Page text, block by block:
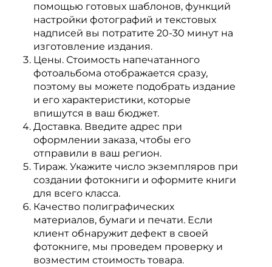
помощью готовых шаблонов, функций
настройки фотографий и текстовых
надписей вы потратите 20-30 минут на
изготовление издания.
Цены. Стоимость напечатанного
фотоальбома отображается сразу,
поэтому вы можете подобрать издание
и его характеристики, которые
впишутся в ваш бюджет.
Доставка. Введите адрес при
оформлении заказа, чтобы его
отправили в ваш регион.
Тираж. Укажите число экземпляров при
создании фотокниги и оформите книги
для всего класса.
Качество полиграфических
материалов, бумаги и печати. Если
клиент обнаружит дефект в своей
фотокниге, мы проведем проверку и
возместим стоимость товара.